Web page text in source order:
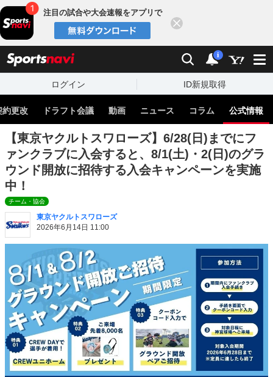
注目の試合や大会速報をアプリで
検索 通知
i
ログイン ID新規取得
約更改 ドラフト会議 動画 ニュース コラム 公式情報
【東京ヤクルトスワローズ】6/28(日)までにフ
ァンクラブに入会すると、8/1(土)・2(日)のグラ
ウンド開放に招待する入会キャンペーンを実施
中！
チーム・協会
東京ヤクルトスワローズ
2026年6月14日 11:00